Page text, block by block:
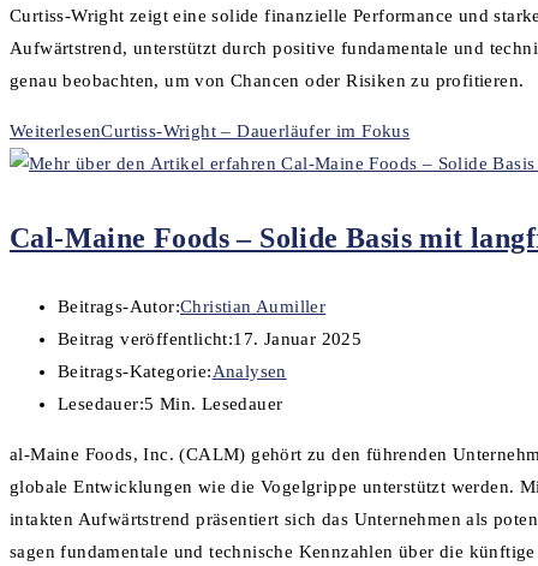
Curtiss-Wright zeigt eine solide finanzielle Performance und
Aufwärtstrend, unterstützt durch positive fundamentale und
genau beobachten, um von Chancen oder Risiken zu profitieren.
WeiterlesenCurtiss-Wright – Dauerläufer im Fokus
Cal-Maine Foods – Solide Basis mit
Beitrags-Autor:Christian Aumiller
Beitrag veröffentlicht:17. Januar 2025
Beitrags-Kategorie:Analysen
Lesedauer:5 Min. Lesedauer
al-Maine Foods, Inc. (CALM) gehört zu den führenden
globale Entwicklungen wie die Vogelgrippe unterstützt werden.
intakten Aufwärtstrend präsentiert sich das Unternehmen als
sagen fundamentale und technische Kennzahlen über die